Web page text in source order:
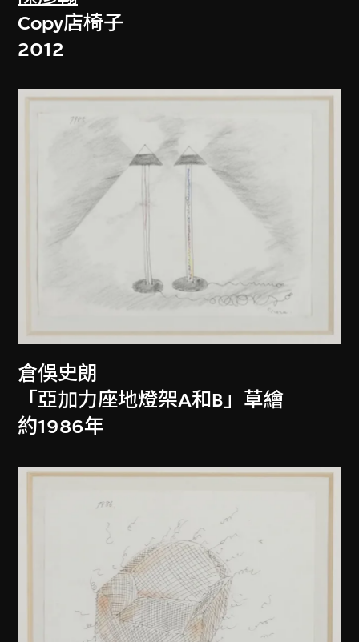
Copy店椅子
2012
倉俁史朗
「亞加力座地燈架A和B」草繪
約1986年